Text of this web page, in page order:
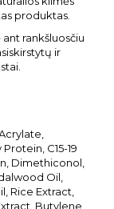
produktas.
rankšluosčiu
ir
C15-19
Dimethiconol,
Oil,
Rice Extract,
Butylene